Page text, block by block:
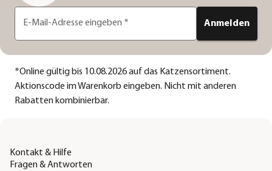
E-Mail-Adresse eingeben * Anmelden
*Online gültig bis 10.08.2026 auf das Katzensortiment.
Aktionscode im Warenkorb eingeben. Nicht mit anderen
Rabatten kombinierbar.
Kontakt & Hilfe
Fragen & Antworten